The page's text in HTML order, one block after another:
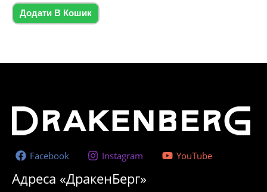
з
Додати В Кошик
Facebook Instagram YouTube
Адреса «ДракенБерг»